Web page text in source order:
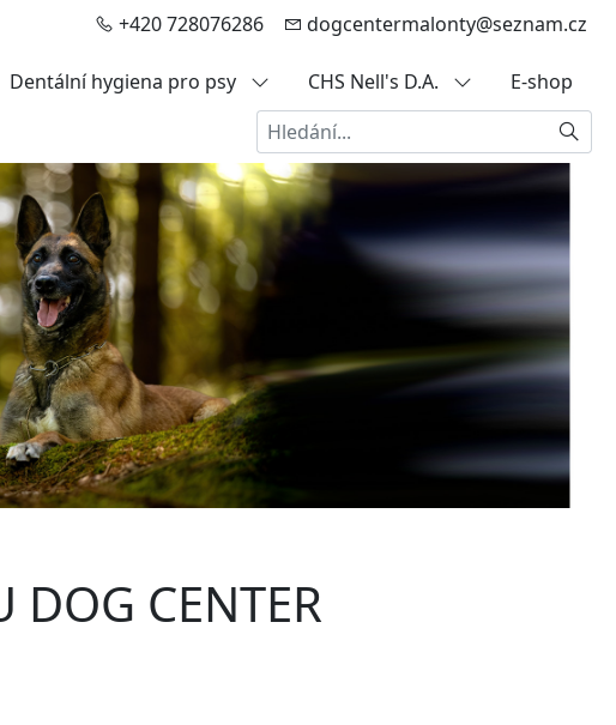
+420 728076286 dogcentermalonty@seznam.cz
Dentální hygiena pro psy CHS Nell's D.A.
E-shop
Hledat
DOG CENTER